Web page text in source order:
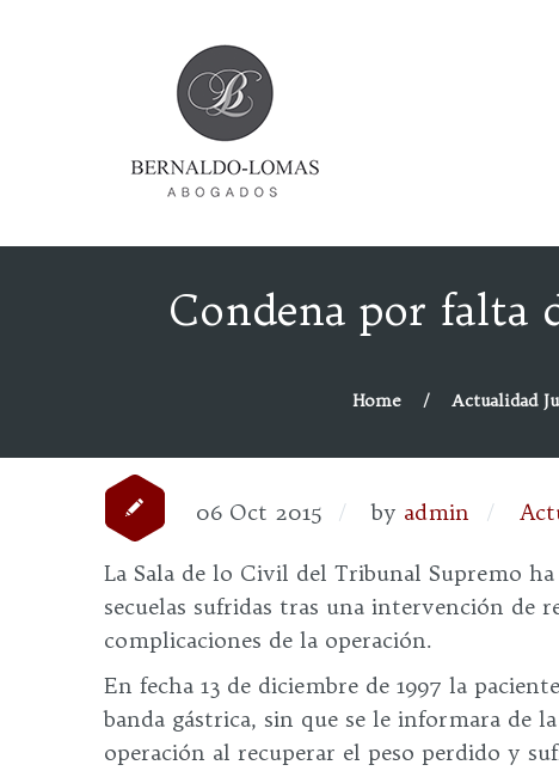
Condena por falta
Home Actualidad
06 Oct 2015 by admin
La Sala de lo Civil del Tribunal Supremo
secuelas sufridas tras una intervención de
complicaciones de la operación.
En fecha 13 de diciembre de 1997 la
banda gástrica, sin que se le informara de
operación al recuperar el peso perdido y